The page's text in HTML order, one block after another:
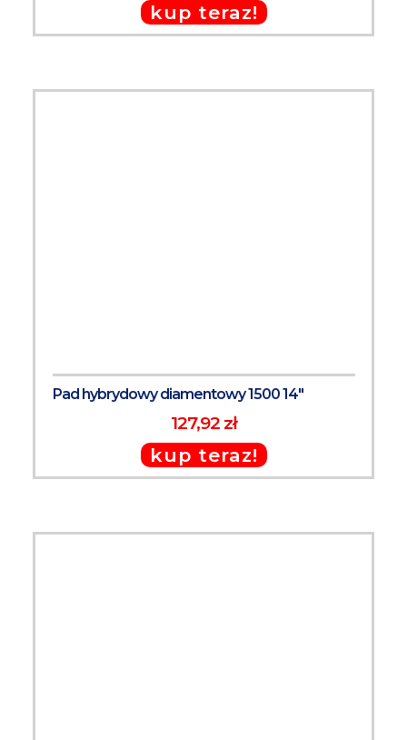
kup teraz!
Pad hybrydowy diamentowy 1500 14"
127,92 zł
kup teraz!